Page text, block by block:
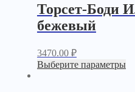
Торсет-Боди
бежевый
3470.00 ₽
Выберите параметры